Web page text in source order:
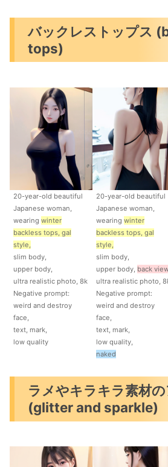
バックレストップス
tops)
20-year-old beautiful
Japanese woman,
wearing winter
backless tops, gal
style,
slim body,
upper body,
ultra realistic photo, 8k
Negative prompt:
weird and destroy
face,
text, mark,
low quality
20-year-old beautiful
Japanese woman,
wearingwinter
backless tops, gal
style,
slim body,
upper body, back
ultra realistic photo,
Negative prompt:
weird and destroy
face,
text, mark,
low quality,
naked
ラメやキラキラ素材
(glitter and sparkle)